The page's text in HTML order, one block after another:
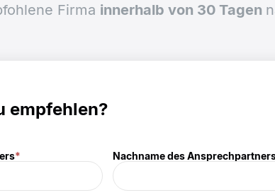
Firma innerhalb von 30 Tagen
empfehlen?
* Nachname des